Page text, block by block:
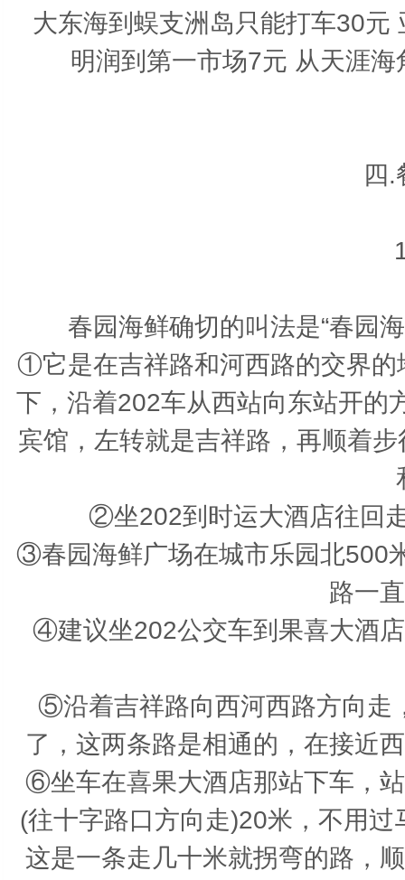
大东海到蜈支洲岛只能打车30
明润到第一市场7元 从天涯
四.
春园海鲜确切的叫法是“春园
①它是在吉祥路和河西路的交界的
下，沿着202车从西站向东站开的
宾馆，左转就是吉祥路，再顺着
②坐202到时运大酒店往回
③春园海鲜广场在城市乐园北500
路一
④建议坐202公交车到果喜大酒
⑤沿着吉祥路向西河西路方向走
了，这两条路是相通的，在接近
⑥坐车在喜果大酒店那站下车，
(往十字路口方向走)20米，不用
这是一条走几十米就拐弯的路，